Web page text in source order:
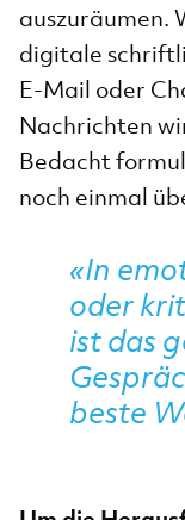
auszuräumen.
digitale
E-Mail oder
Nachrichten
Bedacht
noch einmal
«In
oder
ist das
beste